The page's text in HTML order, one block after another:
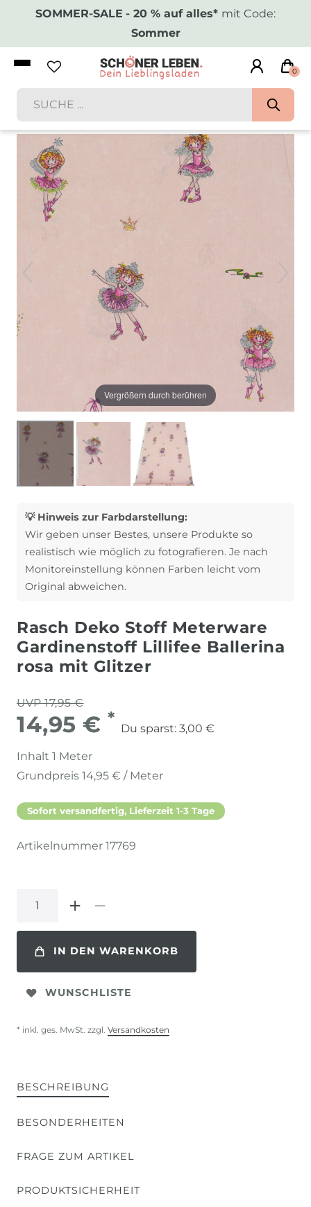
SOMMER-SALE - 20 % auf alles* mit Code:
Sommer
0
Vergrößern durch berühren
💡 Hinweis zur Farbdarstellung:
Wir geben unser Bestes, unsere Produkte so
realistisch wie möglich zu fotografieren. Je nach
Monitoreinstellung können Farben leicht vom
Original abweichen.
Rasch Deko Stoff Meterware
Gardinenstoff Lillifee Ballerina
rosa mit Glitzer
UVP 17,95 €
14,95 € *
Du sparst: 3,00 €
Inhalt 1 Meter
Grundpreis 14,95 € / Meter
Sofort versandfertig, Lieferzeit 1-3 Tage
Artikelnummer 17769
IN DEN WARENKORB
WUNSCHLISTE
* inkl. ges. MwSt. zzgl. Versandkosten
BESCHREIBUNG
BESONDERHEITEN
FRAGE ZUM ARTIKEL
PRODUKTSICHERHEIT